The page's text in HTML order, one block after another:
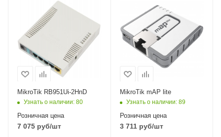
оптические
интерфейсы
5x10/100Mbps
Ethernet
Wi-Fi интерфейсы
2.4 ГГц 802.11b/g/n
MIMO2x2
MikroTik RB951Ui-2HnD
Узнать о наличии: 80
Розничная цена
7 075 руб/шт
оптические
интерфейсы
1x10/100 Mbps
Ethernet
Wi-Fi интерфейсы
2.4 ГГц 802.11b/g/n
MIMO2x2
MikroTik mAP lite
Узнать о наличии: 89
Розничная цена
3 711руб/шт